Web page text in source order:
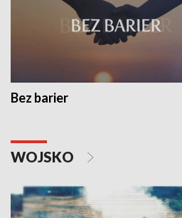
Bez barier
WOJSKO